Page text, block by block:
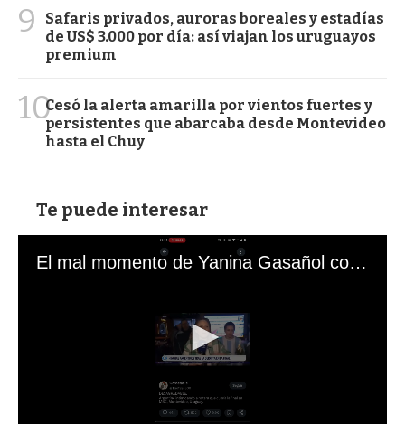
9
Safaris privados, auroras boreales y estadías
de US$ 3.000 por día: así viajan los uruguayos
premium
10Cesó la alerta amarilla por vientos fuertes y
persistentes que abarcaba desde Montevideo
hasta el Chuy
Te puede interesar
El mal momento de Yanina Gasañol con un hincha argentino en "Subrayado"